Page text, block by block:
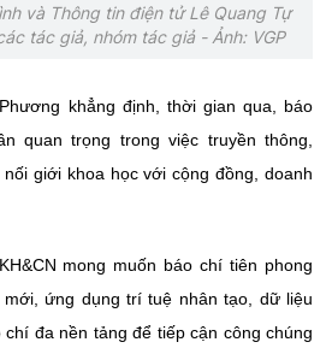
và Thông tin điện tử Lê Quang Tự
tác giả, nhóm tác giả - Ảnh: VGP
khẳng định, thời gian qua, báo
quan trọng trong việc truyền thông,
giới khoa học với cộng đồng, doanh
mong muốn báo chí tiên phong
ứng dụng trí tuệ nhân tạo, dữ liệu
đa nền tảng để tiếp cận công chúng